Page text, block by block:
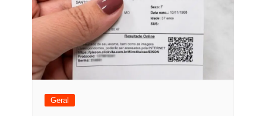
Geral